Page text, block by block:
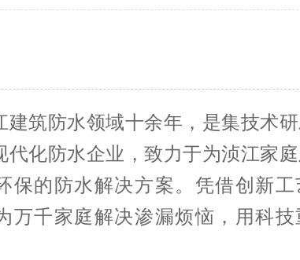
建筑防水领域十余年，是集技术
代化防水企业，致力于为浈江家
保的防水解决方案。凭借创新工
万千家庭解决渗漏烦恼，用科技